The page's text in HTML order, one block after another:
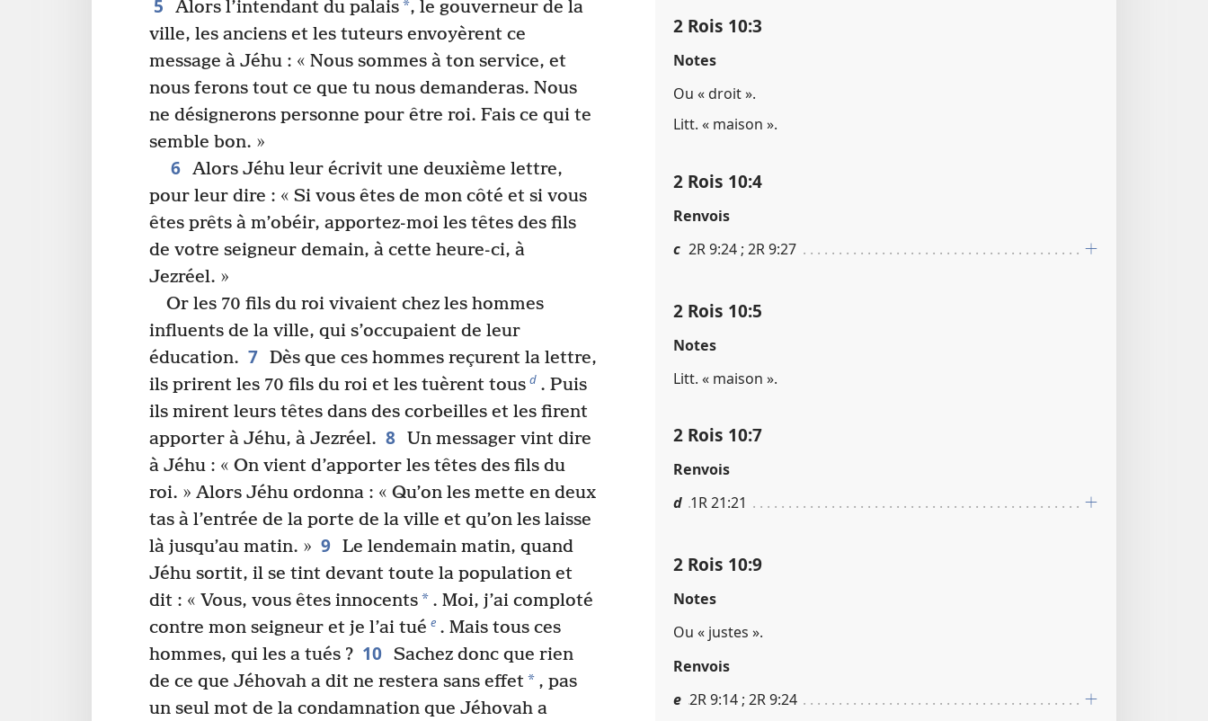
5 Alors l’intendant du palais*, le gouverneur de la
ville, les anciens et les tuteurs envoyèrent ce
message à Jéhu : « Nous sommes à ton service, et
nous ferons tout ce que tu nous demanderas. Nous
ne désignerons personne pour être roi. Fais ce qui te
semble bon. »
6 Alors Jéhu leur écrivit une deuxième lettre,
pour leur dire : « Si vous êtes de mon côté et si vous
êtes prêts à m’obéir, apportez-moi les têtes des fils
de votre seigneur demain, à cette heure-ci, à
Jezréel. »
Or les 70 fils du roi vivaient chez les hommes
influents de la ville, qui s’occupaient de leur
éducation. 7 Dès que ces hommes reçurent la lettre,
ils prirent les 70 fils du roi et les tuèrent tous d . Puis
ils mirent leurs têtes dans des corbeilles et les firent
apporter à Jéhu, à Jezréel. 8 Un messager vint dire
à Jéhu : « On vient d’apporter les têtes des fils du
roi. » Alors Jéhu ordonna : « Qu’on les mette en deux
tas à l’entrée de la porte de la ville et qu’on les laisse
là jusqu’au matin. » 9 Le lendemain matin, quand
Jéhu sortit, il se tint devant toute la population et
dit : « Vous, vous êtes innocents* . Moi, j’ai comploté
contre mon seigneur et je l’ai tué e . Mais tous ces
hommes, qui les a tués ? 10 Sachez donc que rien
de ce que Jéhovah a dit ne restera sans effet* , pas
un seul mot de la condamnation que Jéhovah a
2 Rois 10​:​3
Notes
Ou « droit ».
Litt. « maison ».
2 Rois 10​:​4
Renvois
c 2R 9​:​24 ; 2R 9​:​27
2 Rois 10​:​5
Notes
Litt. « maison ».
2 Rois 10​:​7
Renvois
d 1R 21​:​21
2 Rois 10​:​9
Notes
Ou « justes ».
Renvois
e 2R 9​:​14 ; 2R 9​:​24